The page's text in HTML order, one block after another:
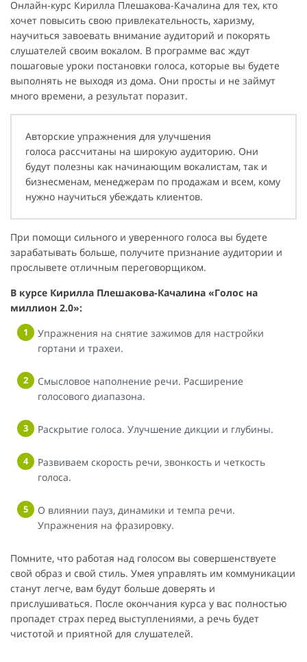
Онлайн-курс Кирилла Плешакова-Качалина для тех, кто
хочет повысить свою привлекательность, харизму,
научиться завоевать внимание аудиторий и покорять
слушателей своим вокалом. В программе вас ждут
пошаговые уроки постановки голоса, которые вы будете
выполнять не выходя из дома. Они просты и не займут
много времени, а результат поразит.
Авторские упражнения для улучшения
голоса рассчитаны на широкую аудиторию. Они
будут полезны как начинающим вокалистам, так и
бизнесменам, менеджерам по продажам и всем, кому
нужно научиться убеждать клиентов.
При помощи сильного и уверенного голоса вы будете
зарабатывать больше, получите признание аудитории и
прослывете отличным переговорщиком.
В курсе Кирилла Плешакова-Качалина «Голос на
миллион 2.0»:
Упражнения на снятие зажимов для настройки
гортани и трахеи.
Смысловое наполнение речи. Расширение
голосового диапазона.
Раскрытие голоса. Улучшение дикции и глубины.
Развиваем скорость речи, звонкость и четкость
голоса.
О влиянии пауз, динамики и темпа речи.
Упражнения на фразировку.
Помните, что работая над голосом вы совершенствуете
свой образ и свой стиль. Умея управлять им коммуникации
станут легче, вам будут больше доверять и
прислушиваться. После окончания курса у вас полностью
пропадет страх перед выступлениями, а речь будет
чистотой и приятной для слушателей.